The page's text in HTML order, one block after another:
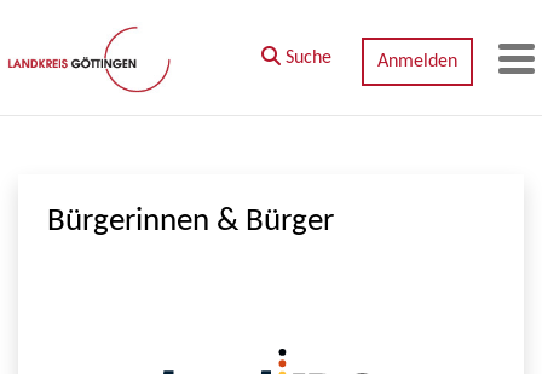
Zum Hauptinhalt springen
Suche Anmelden
Bürgerinnen & Bürger